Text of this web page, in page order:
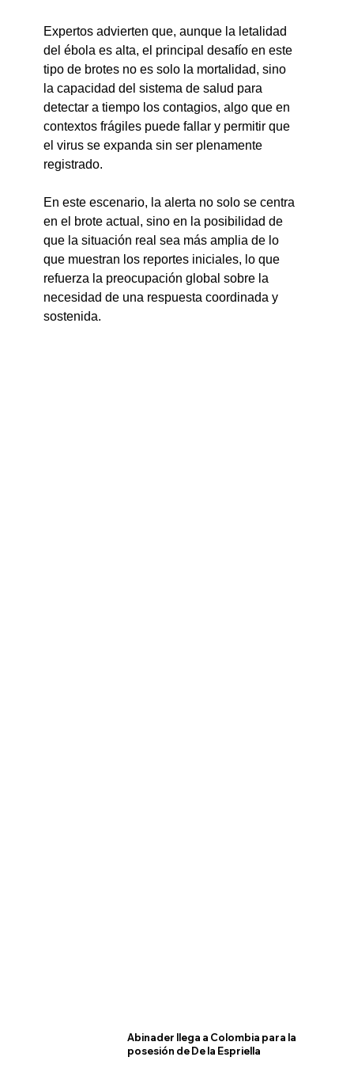
Abinader llega a Colombia para la
posesión de De la Espriella
Expertos advierten que, aunque la letalidad
del ébola es alta, el principal desafío en este
tipo de brotes no es solo la mortalidad, sino
la capacidad del sistema de salud para
detectar a tiempo los contagios, algo que en
contextos frágiles puede fallar y permitir que
el virus se expanda sin ser plenamente
registrado.
En este escenario, la alerta no solo se centra
en el brote actual, sino en la posibilidad de
que la situación real sea más amplia de lo
que muestran los reportes iniciales, lo que
refuerza la preocupación global sobre la
necesidad de una respuesta coordinada y
sostenida.